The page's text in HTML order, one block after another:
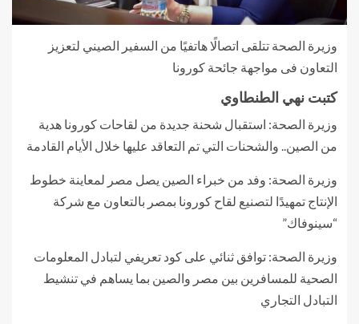
وزيرة الصحة تتلقى اتصالًا هاتفيًا من السفير الصيني لتعزيز
التعاون فى مواجهة جائحة كورونا
كتبت نهي الطنطاوي
وزيرة الصحة: استقبال شحنة جديدة من لقاحات كورونا هدية
من الصين.. والشحنات التي تم التعاقد عليها خلال الأيام القادمة
وزيرة الصحة: وفد من خبراء الصين يصل مصر لمعاينة خطوط
الإنتاج تمهيدًا لتصنيع لقاح كورونا بمصر بالتعاون مع شركة
“سينوفاك”
وزيرة الصحة: توافق ثنائي على كود تعريفي لتبادل المعلومات
الصحية للمسافرين بين مصر والصين بما يساهم في تنشيط
التبادل التجاري